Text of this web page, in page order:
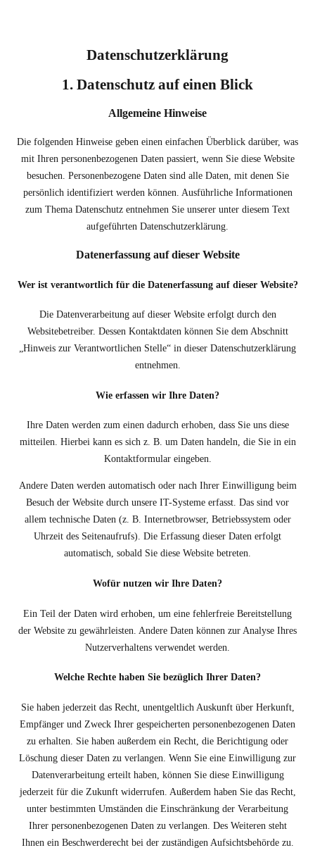
Datenschutz­erklärung
1. Datenschutz auf einen Blick
Allgemeine Hinweise
Die folgenden Hinweise geben einen einfachen Überblick darüber, was
mit Ihren personenbezogenen Daten passiert, wenn Sie diese Website
besuchen. Personenbezogene Daten sind alle Daten, mit denen Sie
persönlich identifiziert werden können. Ausführliche Informationen
zum Thema Datenschutz entnehmen Sie unserer unter diesem Text
aufgeführten Datenschutzerklärung.
Datenerfassung auf dieser Website
Wer ist verantwortlich für die Datenerfassung auf dieser Website?
Die Datenverarbeitung auf dieser Website erfolgt durch den
Websitebetreiber. Dessen Kontaktdaten können Sie dem Abschnitt
„Hinweis zur Verantwortlichen Stelle“ in dieser Datenschutzerklärung
entnehmen.
Wie erfassen wir Ihre Daten?
Ihre Daten werden zum einen dadurch erhoben, dass Sie uns diese
mitteilen. Hierbei kann es sich z. B. um Daten handeln, die Sie in ein
Kontaktformular eingeben.
Andere Daten werden automatisch oder nach Ihrer Einwilligung beim
Besuch der Website durch unsere IT-Systeme erfasst. Das sind vor
allem technische Daten (z. B. Internetbrowser, Betriebssystem oder
Uhrzeit des Seitenaufrufs). Die Erfassung dieser Daten erfolgt
automatisch, sobald Sie diese Website betreten.
Wofür nutzen wir Ihre Daten?
Ein Teil der Daten wird erhoben, um eine fehlerfreie Bereitstellung
der Website zu gewährleisten. Andere Daten können zur Analyse Ihres
Nutzerverhaltens verwendet werden.
Welche Rechte haben Sie bezüglich Ihrer Daten?
Sie haben jederzeit das Recht, unentgeltlich Auskunft über Herkunft,
Empfänger und Zweck Ihrer gespeicherten personenbezogenen Daten
zu erhalten. Sie haben außerdem ein Recht, die Berichtigung oder
Löschung dieser Daten zu verlangen. Wenn Sie eine Einwilligung zur
Datenverarbeitung erteilt haben, können Sie diese Einwilligung
jederzeit für die Zukunft widerrufen. Außerdem haben Sie das Recht,
unter bestimmten Umständen die Einschränkung der Verarbeitung
Ihrer personenbezogenen Daten zu verlangen. Des Weiteren steht
Ihnen ein Beschwerderecht bei der zuständigen Aufsichtsbehörde zu.